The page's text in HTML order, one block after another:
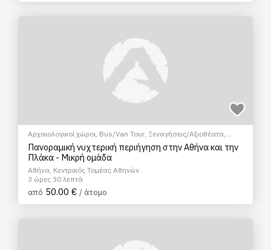
Αρχαιολογικοί χώροι, Bus/Van Tour, Ξεναγήσεις/Αξιοθέατα,
Πεζοπορία Πόλης
Πολιτιστικά - Πολιτισμικά Φώτο Tour
Πανοραμική νυχτερική περιήγηση στην Αθήνα και την
Πλάκα - Μικρή ομάδα
Αθήνα, Κεντρικός Τομέας Αθηνών
3 ώρες 30 λεπτά
από 50.00 € / άτομο